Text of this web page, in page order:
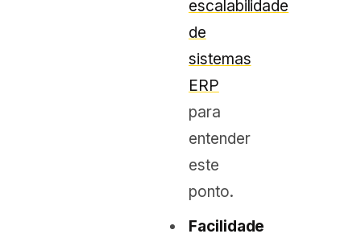
escalabilidade
de
sistemas
ERP
para
entender
este
ponto.
Facilidade